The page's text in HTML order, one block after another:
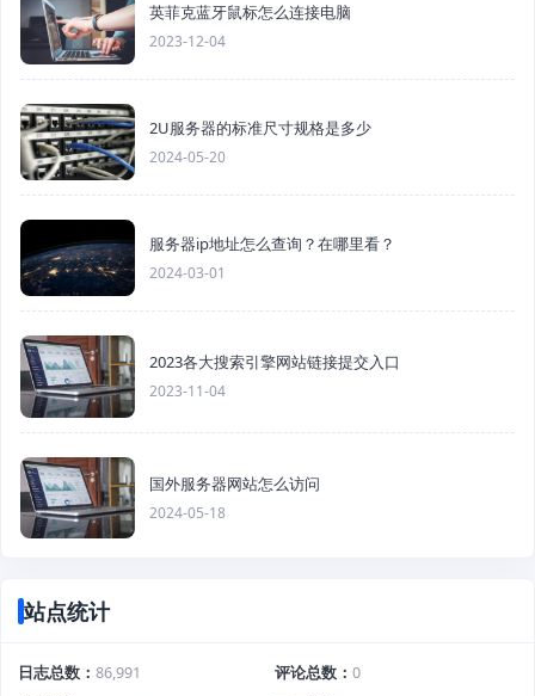
英菲克蓝牙鼠标怎么连接电脑
2023-12-04
2U服务器的标准尺寸规格是多少
2024-05-20
服务器ip地址怎么查询？在哪里看？
2024-03-01
2023各大搜索引擎网站链接提交入口
2023-11-04
国外服务器网站怎么访问
2024-05-18
站点统计
日志总数 86,991 评论总数
0